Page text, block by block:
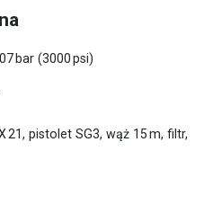
bar (3000 psi)
21, pistolet SG3, wąż 15 m, filtr,